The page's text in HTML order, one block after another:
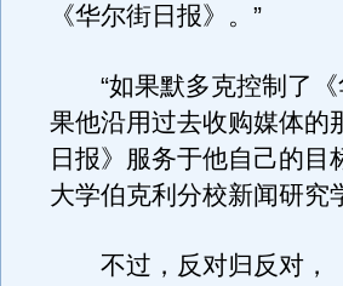
《华尔街日报》。”
“如果默多克控制了《
果他沿用过去收购媒体的
日报》服务于他自己的目
大学伯克利分校新闻研究
不过，反对归反对，